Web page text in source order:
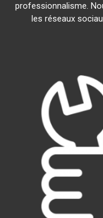
professionnalisme.
les réseaux